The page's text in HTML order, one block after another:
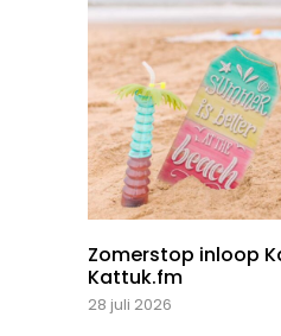
Zomerstop inloop
Kattuk.fm
28 juli 2026